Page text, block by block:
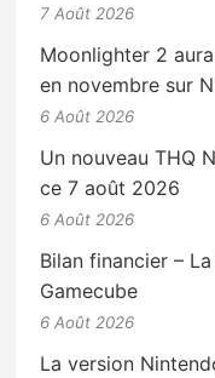
7 Août 2026
Moonlighter 2
en novembre sur
6 Août 2026
Un nouveau THQ
ce 7 août 2026
6 Août 2026
Bilan financier –
Gamecube
6 Août 2026
La version